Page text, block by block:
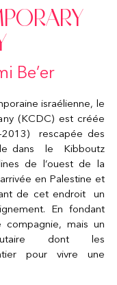
Be’er
israélienne, le
(KCDC) est créée
rescapée des
dans le Kibboutz
de l’ouest de la
en Palestine et
de cet endroit un
En fondant
mais un
dont les
pour vivre une